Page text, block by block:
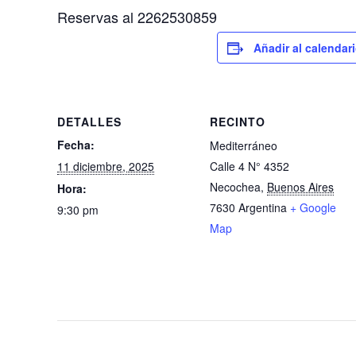
Reservas al 2262530859
Añadir al
DETALLES
Fecha:
11 diciembre, 2025
Hora:
9:30 pm
RECINTO
Mediterráneo
Calle 4 N° 4352
Necochea, Buenos Aires
7630 Argentina + Google
Map